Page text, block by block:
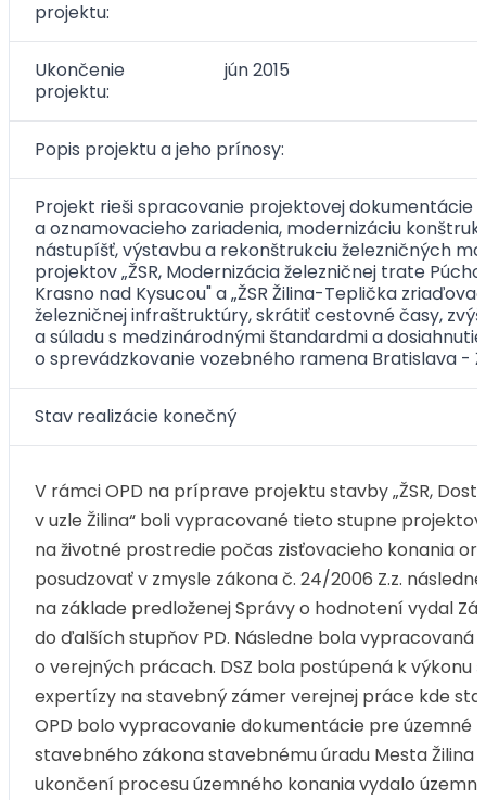
projektu:
Ukončenie
projektu:
jún 2015
Popis projektu a jeho prínosy:
Projekt rieši spracovanie projektovej dokumentácie
a oznamovacieho zariadenia, modernizáciu
nástupíšť, výstavbu a rekonštrukciu železničných
projektov „ŽSR, Modernizácia železničnej trate
Krasno nad Kysucou" a „ŽSR Žilina-Teplička
železničnej infraštruktúry, skrátiť cestovné časy,
a súladu s medzinárodnými štandardmi a
o sprevádzkovanie vozebného ramena Bratislava -
Stav realizácie konečný
V rámci OPD na príprave projektu stavby „ŽSR,
v uzle Žilina“ boli vypracované tieto stupne
na životné prostredie počas zisťovacieho konania
posudzovať v zmysle zákona č. 24/2006 Z.z.
na základe predloženej Správy o hodnotení vydal
do ďalších stupňov PD. Následne bola vypracovaná
o verejných prácach. DSZ bola postúpená k výkonu
expertízy na stavebný zámer verejnej práce kde
OPD bolo vypracovanie dokumentácie pre územné
stavebného zákona stavebnému úradu Mesta Žilina
ukončení procesu územného konania vydalo